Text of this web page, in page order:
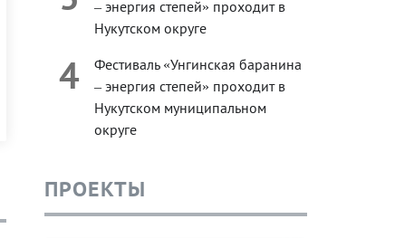
– энергия степей» проходит в
Нукутском округе
4
Фестиваль «Унгинская баранина
– энергия степей» проходит в
Нукутском муниципальном
округе
ПРОЕКТЫ